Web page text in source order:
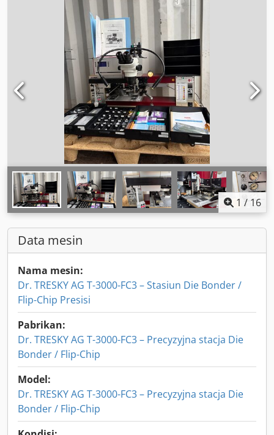
1 / 16
Data mesin
Nama mesin:
Dr. TRESKY AG T-3000-FC3 – Stasiun Die Bonder /
Flip-Chip Presisi
Pabrikan:
Dr. TRESKY AG T-3000-FC3 – Precyzyjna stacja Die
Bonder / Flip-Chip
Model:
Dr. TRESKY AG T-3000-FC3 – Precyzyjna stacja Die
Bonder / Flip-Chip